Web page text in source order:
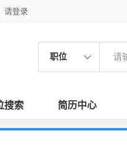
请登录
职位
搜索 简历中心